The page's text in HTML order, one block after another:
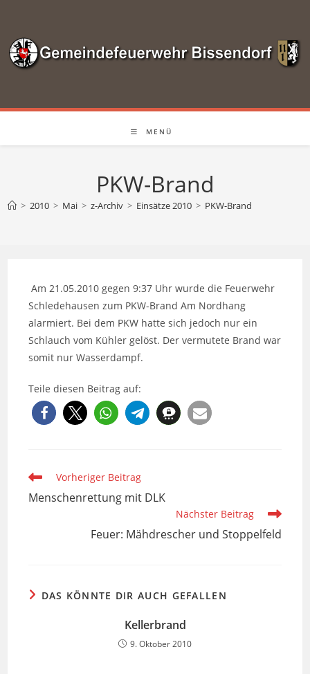
springen
MENÜ
PKW-Brand
> 2010 > Mai > z-Archiv > Einsätze 2010 > PKW-Brand
Am 21.05.2010 gegen 9:37 Uhr wurde die Feuerwehr
Schledehausen zum PKW-Brand Am Nordhang
alarmiert. Bei dem PKW hatte sich jedoch nur ein
Schlauch vom Kühler gelöst. Der vermutete Brand war
somit nur Wasserdampf.
Teile diesen Beitrag auf:
Weitere
ansehen
Vorheriger Beitrag
Menschenrettung mit DLK
Nächster Beitrag
Feuer: Mähdrescher und Stoppelfeld
DAS KÖNNTE DIR AUCH GEFALLEN
Kellerbrand
9. Oktober 2010